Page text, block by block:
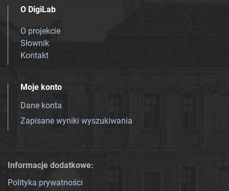
O DigiLab
O projekcie
Słownik
Kontakt
Moje konto
Dane konta
Zapisane wyniki wyszukiwania
Informacje dodatkowe:
Polityka prywatności